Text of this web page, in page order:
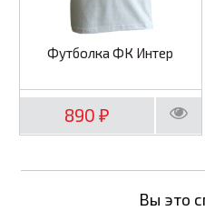
Футболка ФК Интер
890 ₽
Вы это